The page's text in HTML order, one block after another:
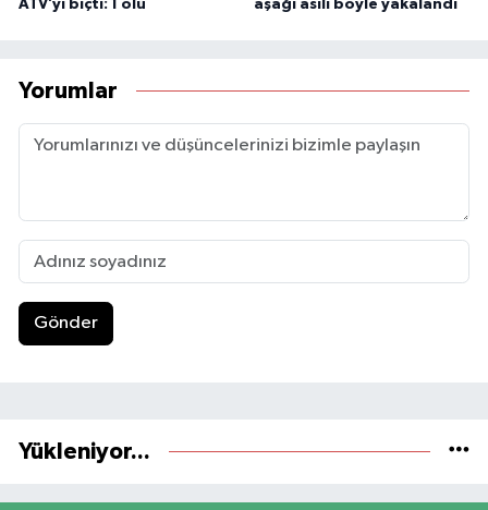
ATV’yi biçti: 1 ölü
aşağı asılı böyle yakalandı
Yorumlar
Gönder
Yükleniyor...